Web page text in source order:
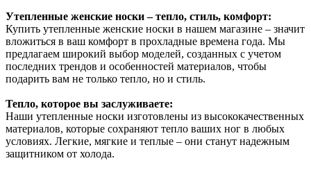
Утепленные женские носки – тепло, стиль, комфорт:
Купить утепленные женские носки в нашем магазине – значит
вложиться в ваш комфорт в прохладные времена года. Мы
предлагаем широкий выбор моделей, созданных с учетом
последних трендов и особенностей материалов, чтобы
подарить вам не только тепло, но и стиль.
Тепло, которое вы заслуживаете:
Наши утепленные носки изготовлены из высококачественных
материалов, которые сохраняют тепло ваших ног в любых
условиях. Легкие, мягкие и теплые – они станут надежным
защитником от холода.